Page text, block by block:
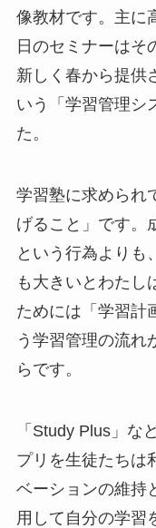
像教材です。主に
日のセミナーはそ
新しく春から提供
いう「学習管理シ
た。
学習塾に求められ
げること」です。
という行為よりも
も大きいとわたし
ためには「学習
う学習管理の流れ
らです。
「Study Plus」な
プリを生徒たちは
ベーションの維持
用して自分の学習